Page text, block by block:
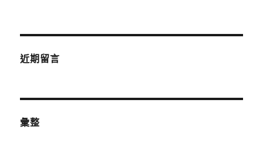
近期留言
彙整